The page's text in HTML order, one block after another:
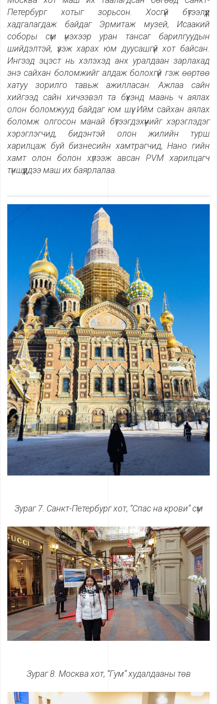
Петербург хотыг зорьсон. Хосгүй бүтээлүүд
хадгалагдаж байдаг Эрмитаж музей, Исаакий
соборы сүм үнэхээр уран тансаг барилгуудын
шийдэлтэй, үзэж харах юм дуусашгүй хот байсан.
Ингээд эцэст нь хэлэхэд анх уралдаан зарлахад
энэ сайхан боломжийг алдаж болохгүй гэж өөртөө
хатуу зорилго тавьж ажилласан. Ажлаа сайн
хийгээд сайн хичээвэл та бүхэнд маань ч аялах
олон боломжууд байдаг юм шүү. Ийм сайхан аялах
боломж олгосон манай бүтээгдэхүүнийг хэрэглэдэг
хэрэглэгчид, бидэнтэй олон жилийн турш
харилцаж буй бизнесийн хамтрагчид, Нано гийн
хамт олон болон хүлээж авсан PVM харилцагч
түншүүддээ маш их баярлалаа.
Зураг 7. Санкт-Петербург хот, “Спас на крови” сүм
Зураг 8. Москва хот, “Гум” худалдааны төв